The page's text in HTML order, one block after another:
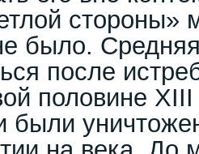
стороны»
было.
после
половине
были